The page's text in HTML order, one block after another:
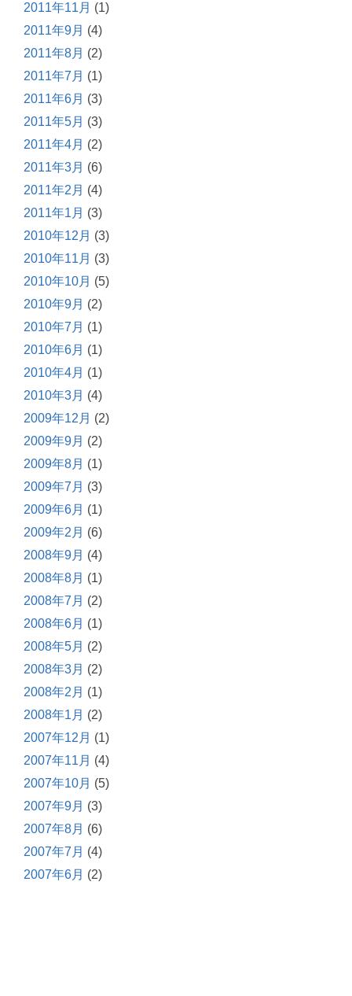
2011年11月 (1)
2011年9月 (4)
2011年8月 (2)
2011年7月 (1)
2011年6月 (3)
2011年5月 (3)
2011年4月 (2)
2011年3月 (6)
2011年2月 (4)
2011年1月 (3)
2010年12月 (3)
2010年11月 (3)
2010年10月 (5)
2010年9月 (2)
2010年7月 (1)
2010年6月 (1)
2010年4月 (1)
2010年3月 (4)
2009年12月 (2)
2009年9月 (2)
2009年8月 (1)
2009年7月 (3)
2009年6月 (1)
2009年2月 (6)
2008年9月 (4)
2008年8月 (1)
2008年7月 (2)
2008年6月 (1)
2008年5月 (2)
2008年3月 (2)
2008年2月 (1)
2008年1月 (2)
2007年12月 (1)
2007年11月 (4)
2007年10月 (5)
2007年9月 (3)
2007年8月 (6)
2007年7月 (4)
2007年6月 (2)